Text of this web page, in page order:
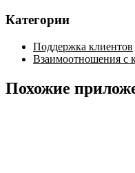
Категории
Поддержка клиентов
Взаимоотношения с
Похожие